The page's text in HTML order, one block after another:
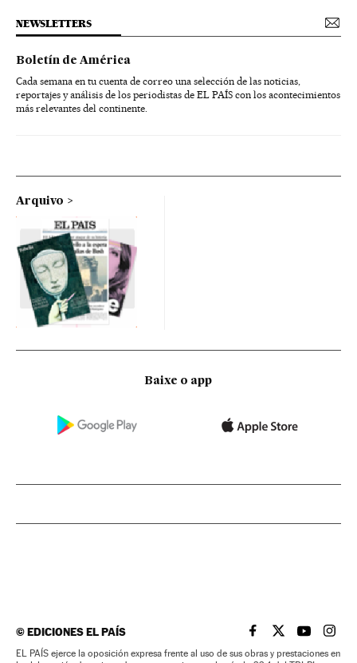
NEWSLETTERS
Boletín de América
Cada semana en tu cuenta de correo una selección de las noticias,
reportajes y análisis de los periodistas de EL PAÍS con los acontecimientos
más relevantes del continente.
Arquivo
Baixe o app
©EDICIONES EL PAÍS EL PAÍS BRASIL EN
EL PAÍSEL PAÍS
EL
EL PAÍS ejerce la oposición expresa frente al uso de sus obras y prestaciones en